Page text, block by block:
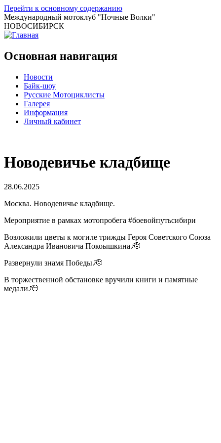
Перейти к основному содержанию
Международный мотоклуб "Ночные Волки"
НОВОСИБИРСК
Основная навигация
Новости
Байк-шоу
Русские Мотоциклисты
Галерея
Информация
Личный кабинет
Новодевичье кладбище
28.06.2025
Москва. Новодевичье кладбище.
Мероприятие в рамках мотопробега #боевойпутьсибири
Возложили цветы к могиле трижды Героя Советского Союза
Александра Ивановича Покоышкина.🫡
Развернули знамя Победы.🫡
В торжественной обстановке вручили книги и памятные
медали.🫡